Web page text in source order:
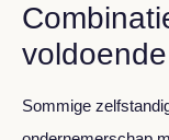
Sommige